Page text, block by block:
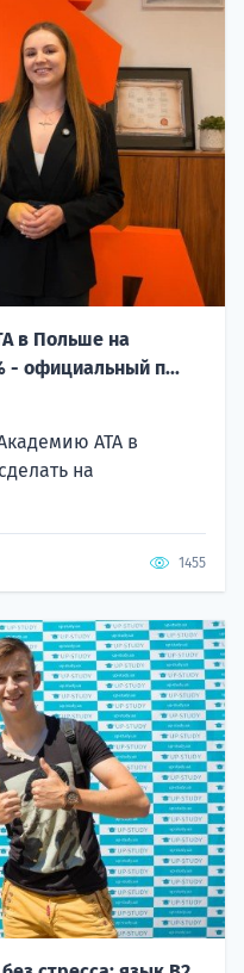
в Польше на
- официальный п...
ATA в
на
1455